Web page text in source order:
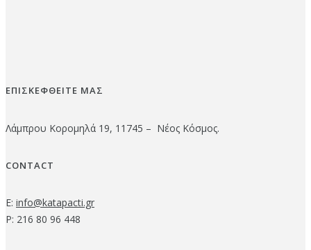
ΕΠΙΣΚΕΦΘΕΙΤΕ ΜΑΣ
Λάμπρου Κορομηλά 19, 11745 – Νέος Κόσμος.
CONTACT
E: info@katapacti.gr
P: 216 80 96 448